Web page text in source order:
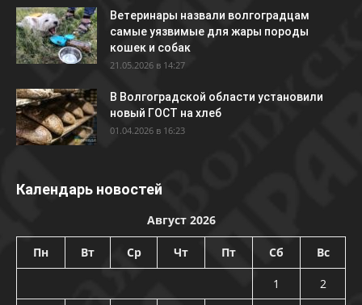
Ветеринары назвали волгоградцам
самые уязвимые для жары породы
кошек и собак
21.05.2026 в 14:27
В Волгоградской области установили
новый ГОСТ на хлеб
01.04.2026 в 16:23
Календарь новостей
Август 2026
Пн Вт Ср Чт Пт Сб Вс
1
2